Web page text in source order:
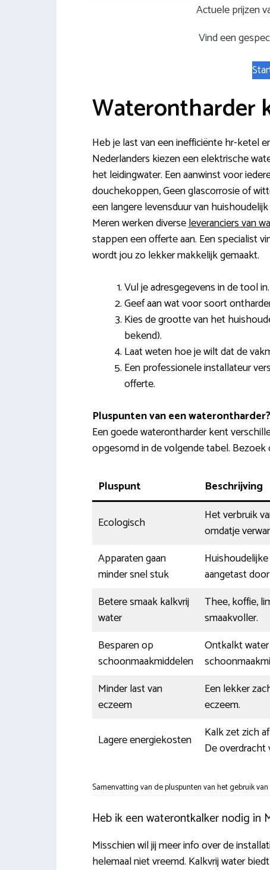
Actuele prijzen
Vind een
Waterontharder
Heb je last van een inefficiënte hr-ketel
Nederlanders kiezen een elektrische
het leidingwater. Een aanwinst voor
douchekoppen, Geen glascorrosie of
een langere levensduur van
Meren werken diverseleveranciers van
stappen een offerte aan. Een specialist
wordt jou zo lekker makkelijk gemaakt.
Vul je adresgegevens in de tool in.
Geef aan wat voor soort
Kies de grootte van het
bekend).
Laat weten hoe je wilt dat de
Een professionele installateur
offerte.
Pluspunten van een waterontharder?
Een goede waterontharder kent
opgesomd in de volgende tabel. Bezoek
Pluspunt Beschrijving
Ecologisch
Het verbruik
omdatje
Apparaten gaan
minder snel stuk
aangetast
Betere smaak kalkvrij
water
Thee, koffie,
smaakvoller.
Besparen op
schoonmaakmiddelen
Ontkalkt
Minder last van
eczeem
Een lekker
eczeem.
Lagere energiekosten
Kalk zet zich
De overdracht
Samenvatting van de pluspunten van het gebruik
Heb ik een waterontkalker nodig in
Misschien wil jij meer info over de
helemaal niet vreemd. Kalkvrij water